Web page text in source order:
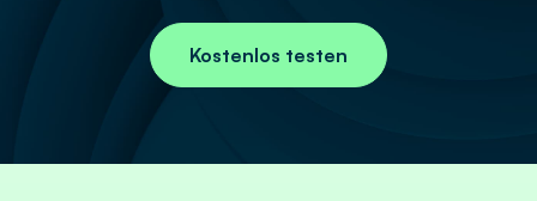
Kostenlos testen